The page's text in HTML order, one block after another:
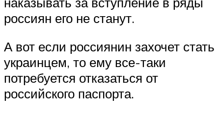
россиян его не станут.
А вот если россиянин захочет стать
украинцем, то ему все-таки
потребуется отказаться от
российского паспорта.